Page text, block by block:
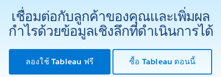
เชื่อมต่อกับลูกค้าของคุณและเพิ่มผล
กำไรด้วยข้อมูลเชิงลึกที่ดำเนินการได้
ลองใช้ Tableau ฟรี ซื้อ Tableau ตอนนี้